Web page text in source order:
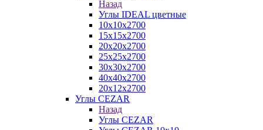
Назад
Углы IDEAL цветные
10х10х2700
15х15х2700
20х20х2700
25х25х2700
30х30х2700
40х40х2700
20х12х2700
Углы CEZAR
Назад
Углы CEZAR